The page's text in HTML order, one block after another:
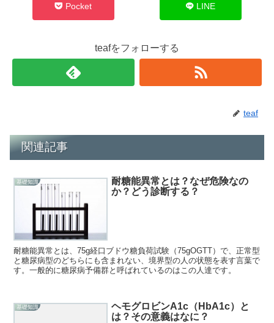
Pocket LINE
teafをフォローする
teaf
関連記事
基礎知識
耐糖能異常とは？なぜ危険なの
か？どう診断する？
耐糖能異常とは、75g経口ブドウ糖負荷試験（75gOGTT）で、正常型
と糖尿病型のどちらにも含まれない、境界型の人の状態を表す言葉で
す。一般的に糖尿病予備群と呼ばれているのはこの人達です。
基礎知識
ヘモグロビンA1c（HbA1c）と
は？その意義はなに？